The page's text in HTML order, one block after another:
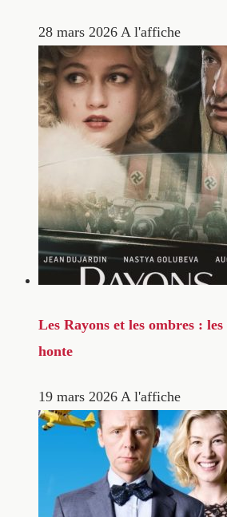
28 mars 2026 A l'affiche
Les Rayons et les ombres :
honte
19 mars 2026 A l'affiche